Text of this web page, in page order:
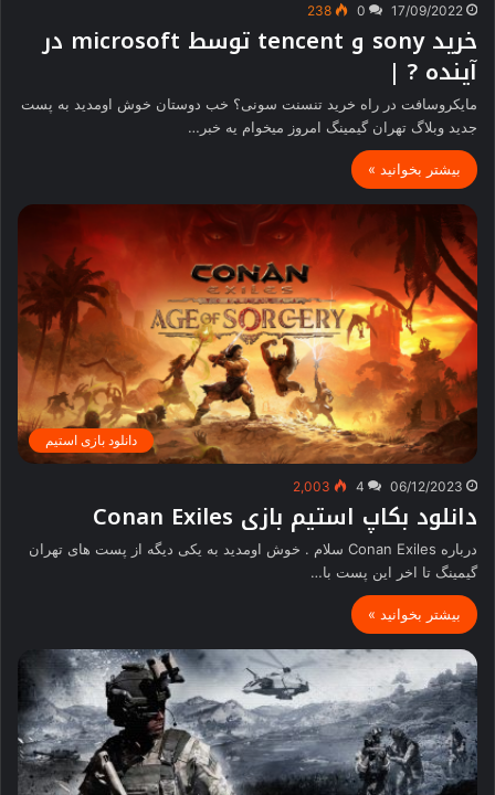
17/09/2022
0
238
خرید sony و tencent توسط microsoft در
آینده ? |
مایکروسافت در راه خرید تنسنت سونی؟ خب دوستان خوش اومدید به پست
جدید وبلاگ تهران گیمینگ امروز میخوام یه خبر…
بیشتر بخوانید »
دانلود بازی استیم
06/12/2023
4
2,003
دانلود بکاپ استیم بازی Conan Exiles
درباره Conan Exiles سلام . خوش اومدید به یکی دیگه از پست های تهران
گیمینگ تا اخر این پست با…
بیشتر بخوانید »